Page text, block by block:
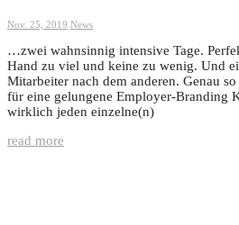
Nov. 25, 2019 News
…zwei wahnsinnig intensive Tage.
Hand zu viel und keine zu wenig. Und
Mitarbeiter nach dem anderen. Genau
für eine gelungene Employer-Branding
wirklich jeden einzelne(n)
read more